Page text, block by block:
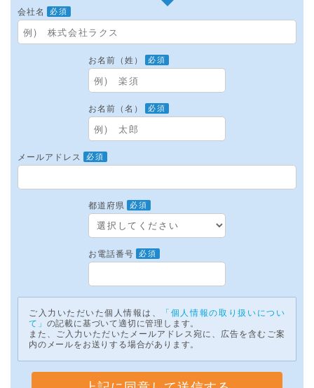
会社名 必須
お名前（姓） 必須
お名前（名） 必須
メールアドレス 必須
都道府県 必須
お電話番号 必須
ご入力いただいた個人情報は、
「個人情報の取り扱いについ
て」 の記載に基づいて適切に管理します。
また、ご入力いただいたメールアドレス宛に、広告を含むご案
内のメールをお送りする場合があります。